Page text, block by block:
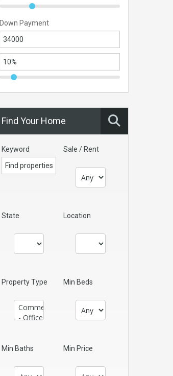
Down Payment
Find Your Home
Keyword Sale / Rent
State Location
Property Type Min Beds
Min Baths Min Price